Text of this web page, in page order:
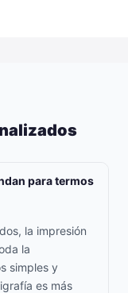
para termos
la impresión
la
simples y
es más